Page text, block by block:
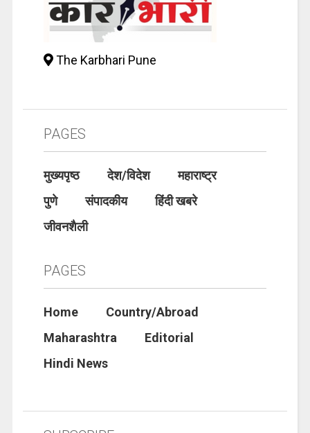
The Karbhari Pune
PAGES
मुख्यपृष्ठ देश/विदेश
महाराष्ट्र
पुणे
संपादकीय
हिंदी खबरे
जीवनशैली
PAGES
Home
Country/Abroad
Maharashtra
Editorial
Hindi News